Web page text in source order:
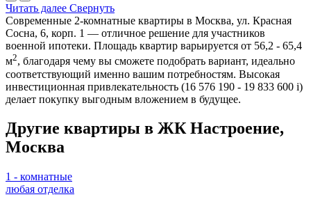
Читать далее Свернуть
Современные 2-комнатные квартиры в Москва, ул. Красная
Сосна, 6, корп. 1 — отличное решение для участников
военной ипотеки. Площадь квартир варьируется от 56,2 - 65,4
м2, благодаря чему вы сможете подобрать вариант, идеально
соответствующий именно вашим потребностям. Высокая
инвестиционная привлекательность (16 576 190 - 19 833 600 i)
делает покупку выгодным вложением в будущее.
Другие квартиры в ЖК Настроение,
Москва
1 - комнатные
любая отделка